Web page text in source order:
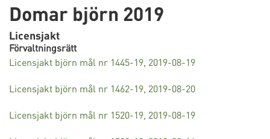
Domar björn 2019
Licensjakt
Förvaltningsrätt
Licensjakt björn mål nr 1445-19, 2019-08-19
Licensjakt björn mål nr 1462-19, 2019-08-20
Licensjakt björn mål nr 1520-19, 2019-08-19